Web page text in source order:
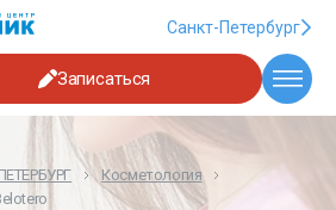
Санкт-Петербург
Записаться
Косметология